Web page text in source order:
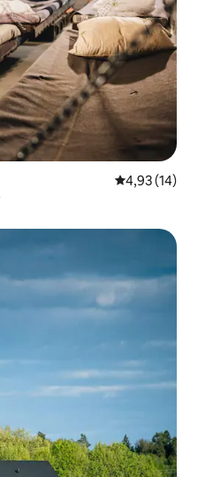
Średnia
4,93 (14)
gości